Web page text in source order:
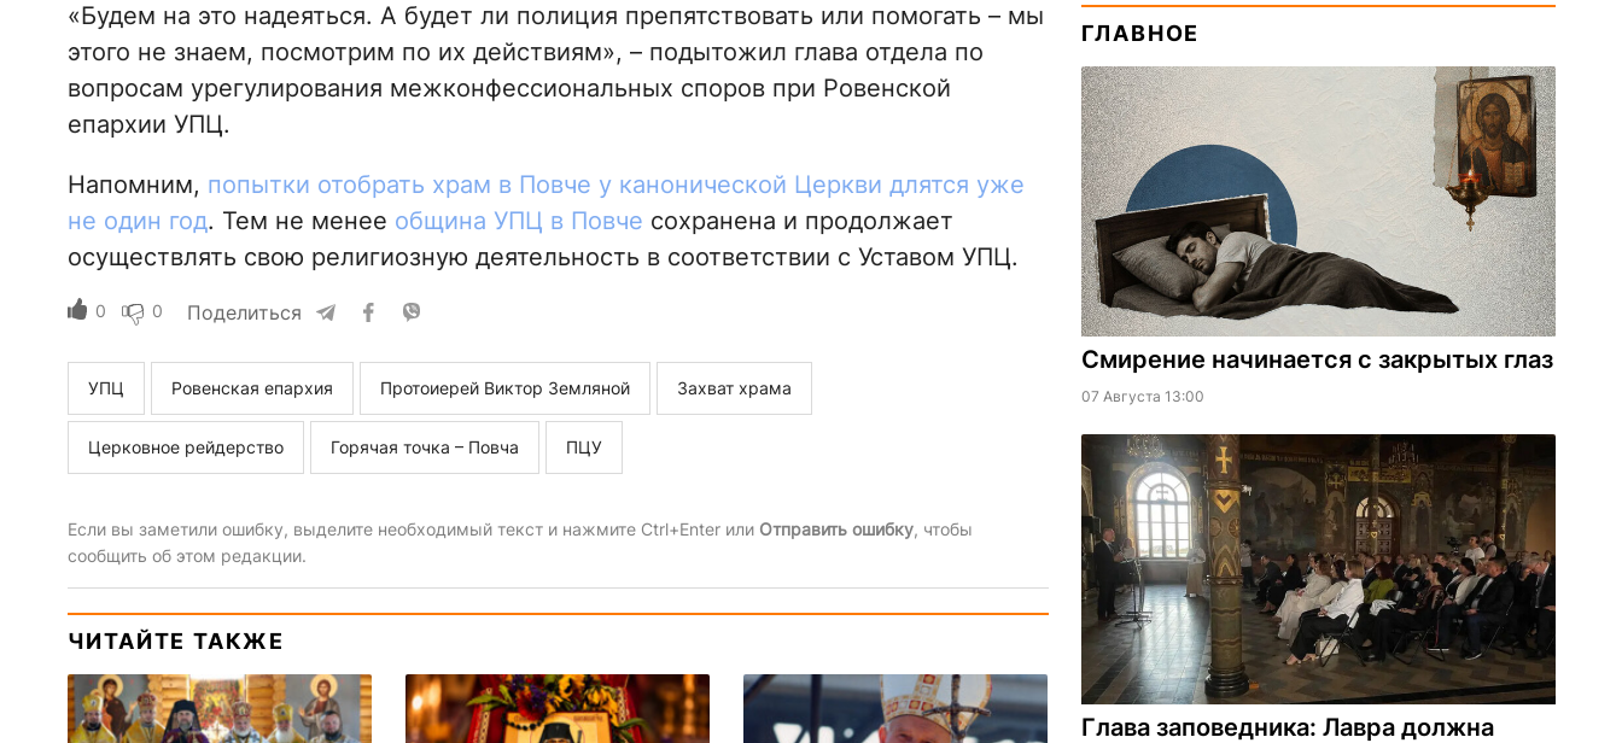
«Будем на это надеяться. А будет ли полиция препятствовать или помогать – мы
этого не знаем, посмотрим по их действиям», – подытожил глава отдела по
вопросам урегулирования межконфессиональных споров при Ровенской
епархии УПЦ.
Напомним, попытки отобрать храм в Повче у канонической Церкви длятся уже
не один год. Тем не менее община УПЦ в Повче сохранена и продолжает
осуществлять свою религиозную деятельность в соответствии с Уставом УПЦ.
0 0 Поделиться
УПЦ Ровенская епархия Протоиерей Виктор Земляной Захват храма
Церковное рейдерство Горячая точка – Повча ПЦУ
Если вы заметили ошибку, выделите необходимый текст и нажмите Ctrl+Enter или Отправить ошибку, чтобы
сообщить об этом редакции.
ЧИТАЙТЕ ТАКЖЕ
ГЛАВНОЕ
Смирение начинается с закрытых глаз
07 Августа 13:00
Глава заповедника: Лавра должна